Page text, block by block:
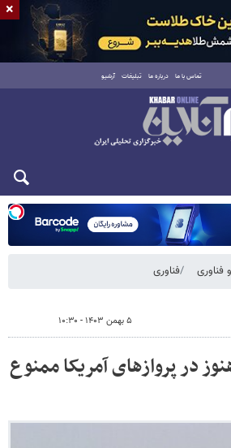
تماس با ما درباره ما تبلیغات آرشیو
۱۴۰۵
فناوری فناوری
۵ بهمن ۱۴۰۳ - ۱۰:۳۰
در پروازهای آمریکا ممنوع
×